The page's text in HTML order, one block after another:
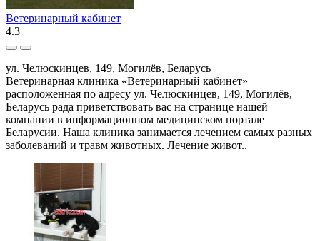
Ветеринарный кабинет
4.3
ул. Челюскинцев, 149, Могилёв, Беларусь
Ветеринарная клиника «Ветеринарный кабинет»
расположенная по адресу ул. Челюскинцев, 149, Могилёв,
Беларусь рада приветствовать вас на странице нашей
компании в информационном медицинском портале
Беларусии. Наша клиника занимается лечением самых разных
заболеваний и травм животных. Лечение живот..